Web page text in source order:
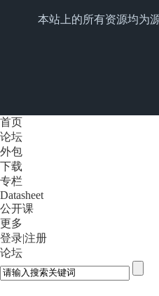
本站上的所有资源均为
首页
论坛
外包
下载
专栏
Datasheet
公开课
更多
登录|注册
论坛